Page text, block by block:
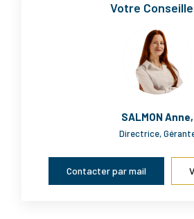
Votre
SALMON Anne,
Directrice,
Contacter par mail